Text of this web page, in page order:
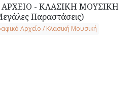
- ΚΛΑΣΙΚΗ ΜΟΥΣΙΚΗ
Παραστάσεις)
Αρχείο / Κλασική Μουσική